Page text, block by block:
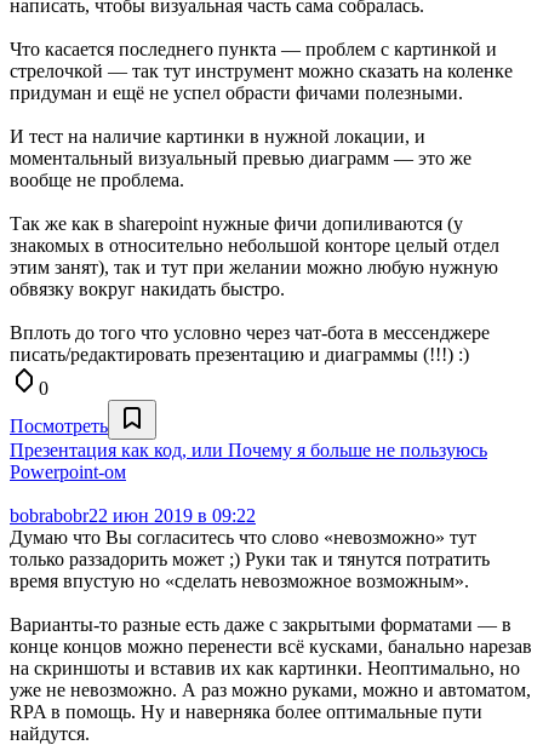
написать, чтобы визуальная часть сама собралась.
Что касается последнего пункта — проблем с картинкой и
стрелочкой — так тут инструмент можно сказать на коленке
придуман и ещё не успел обрасти фичами полезными.
И тест на наличие картинки в нужной локации, и
моментальный визуальный превью диаграмм — это же
вообще не проблема.
Так же как в sharepoint нужные фичи допиливаются (у
знакомых в относительно небольшой конторе целый отдел
этим занят), так и тут при желании можно любую нужную
обвязку вокруг накидать быстро.
Вплоть до того что условно через чат-бота в мессенджере
писать/редактировать презентацию и диаграммы (!!!) :)
0
Посмотреть
Презентация как код, или Почему я больше не пользуюсь
Powerpoint-ом
bobrabobr22 июн 2019 в 09:22
Думаю что Вы согласитесь что слово «невозможно» тут
только раззадорить может ;) Руки так и тянутся потратить
время впустую но «сделать невозможное возможным».
Варианты-то разные есть даже с закрытыми форматами — в
конце концов можно перенести всё кусками, банально нарезав
на скриншоты и вставив их как картинки. Неоптимально, но
уже не невозможно. А раз можно руками, можно и автоматом,
RPA в помощь. Ну и наверняка более оптимальные пути
найдутся.